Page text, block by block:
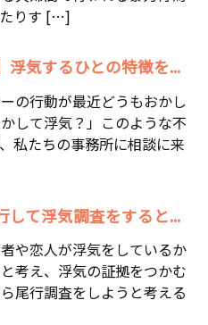
りす […]
浮気するひとの特徴を...
ーの行動が最近どうもおかし
して浮気？」このような不
私たちの事務所に相談に来
して浮気調査をすると...
や恋人が浮気をしているか
考え、浮気の証拠をつかむ
尾行調査をしようと考える